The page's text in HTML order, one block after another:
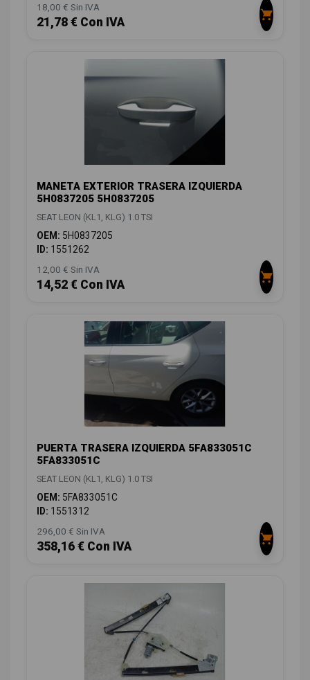
18,00 € Sin IVA
21,78 € Con IVA
MANETA EXTERIOR TRASERA IZQUIERDA
5H0837205 5H0837205
SEAT LEON (KL1, KLG) 1.0 TSI
OEM: 5H0837205
ID: 1551262
12,00 € Sin IVA
14,52 € Con IVA
PUERTA TRASERA IZQUIERDA 5FA833051C
5FA833051C
SEAT LEON (KL1, KLG) 1.0 TSI
OEM: 5FA833051C
ID: 1551312
296,00 € Sin IVA
358,16 € Con IVA